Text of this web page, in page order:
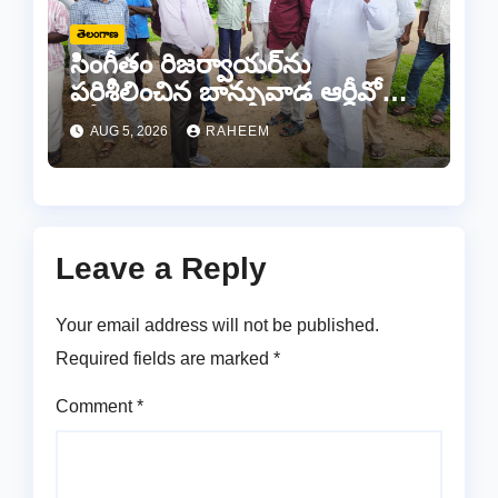
తెలంగాణ
సింగీతం రిజర్వాయర్‌ను
పరిశీలించిన బాన్సువాడ ఆర్డీవో
రవీందర్ రెడ్డి
AUG 5, 2026 RAHEEM
Leave a Reply
Your email address will not be published.
Required fields are marked *
Comment*